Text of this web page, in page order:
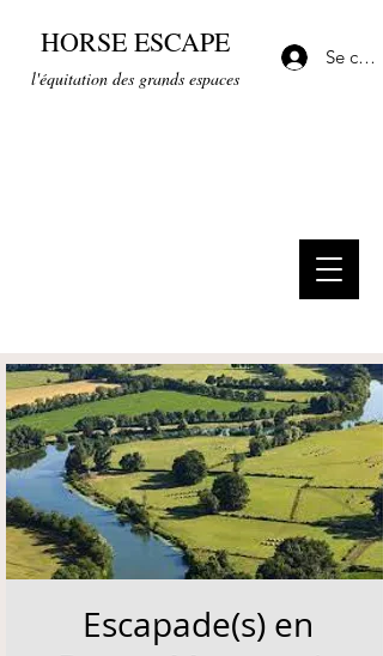
HORSE ESCAPE
l'équitation des grands espaces
Se
Escapade(s) en